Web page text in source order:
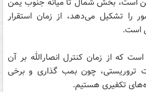
تشکیل می‌دهد، از زمان استقرار
است.
که از زمان کنترل انصارالله بر آن
تروریستی، چون بمب گذاری و برخی
تکفیری هستیم.